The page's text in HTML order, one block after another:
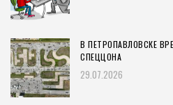
В ПЕТРОПАВЛОВСКЕ
СПЕЦЦОНА
29.07.2026